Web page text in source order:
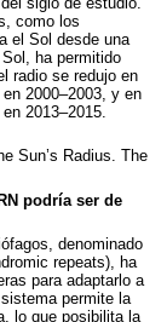
como los
el Sol desde una
ha permitido
radio se redujo en
2000–2003, y en
2013–2015.
Sun’s Radius. The
podría ser de
denominado
repeats), ha
para adaptarlo a
permite la
lo que posibilita la